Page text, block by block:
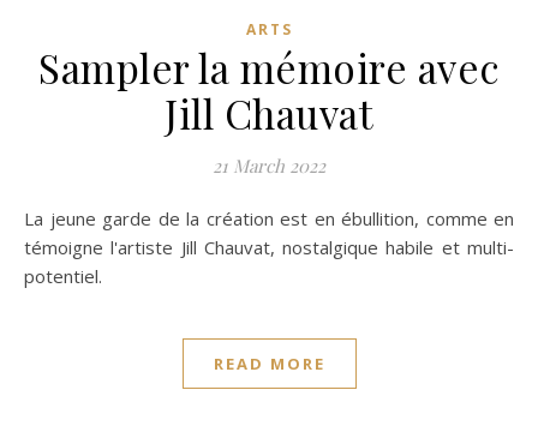
ARTS
Sampler la mémoire avec
Jill Chauvat
21 March 2022
La jeune garde de la création est en ébullition, comme en
témoigne l'artiste Jill Chauvat, nostalgique habile et multi-
potentiel.
READ MORE